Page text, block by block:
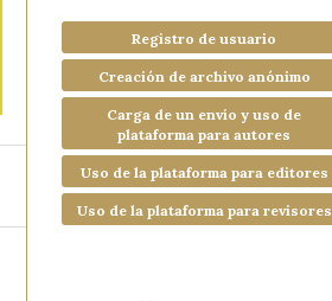
Registro de usuario
Creación de archivo anónimo
Carga de un envío y uso de
plataforma para autores
Uso de la plataforma para editores
Uso de la plataforma para revisores